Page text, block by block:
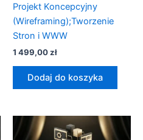
Projekt Koncepcyjny
(Wireframing);Tworzenie
Stron i WWW
1 499,00zł
Dodaj do koszyka